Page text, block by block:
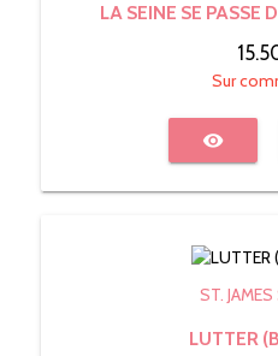
LA SEINE SE PASSE
Sur
visibility
ST.
LUTTER